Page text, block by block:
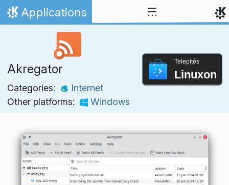
Ugrás a tartalomhoz
Kezdőlap
Applications
Akregator
Categories:
Internet
Other platforms:
Windows
Telepítés
Linuxon